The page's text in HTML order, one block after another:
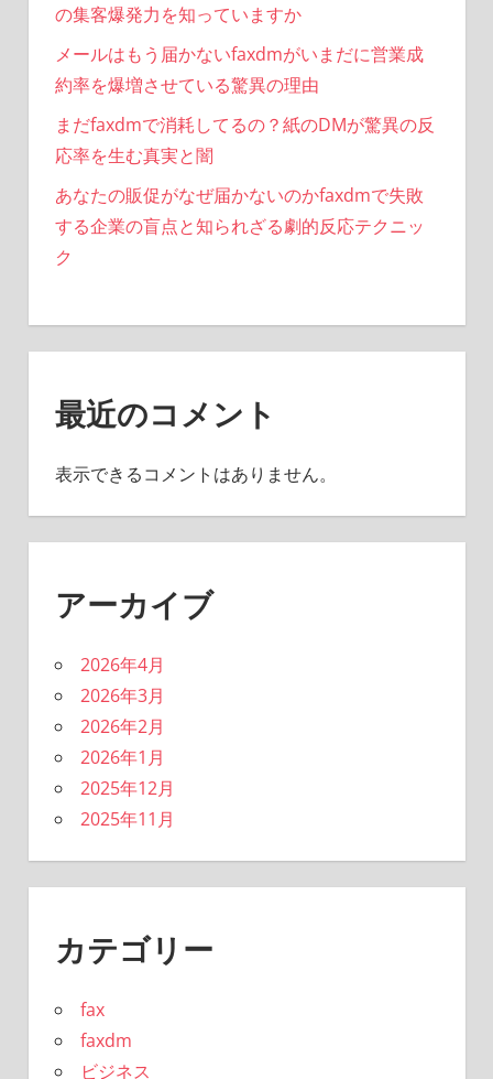
の集客爆発力を知っていますか
メールはもう届かないfaxdmがいまだに営業成
約率を爆増させている驚異の理由
まだfaxdmで消耗してるの？紙のDMが驚異の反
応率を生む真実と闇
あなたの販促がなぜ届かないのかfaxdmで失敗
する企業の盲点と知られざる劇的反応テクニッ
ク
最近のコメント
表示できるコメントはありません。
アーカイブ
2026年4月
2026年3月
2026年2月
2026年1月
2025年12月
2025年11月
カテゴリー
fax
faxdm
ビジネス